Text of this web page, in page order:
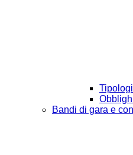
Bandi di gara e